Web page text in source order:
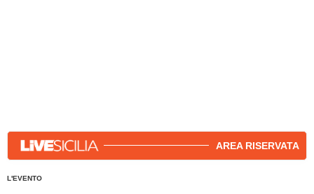
AREA RISERVATA
L'EVENTO